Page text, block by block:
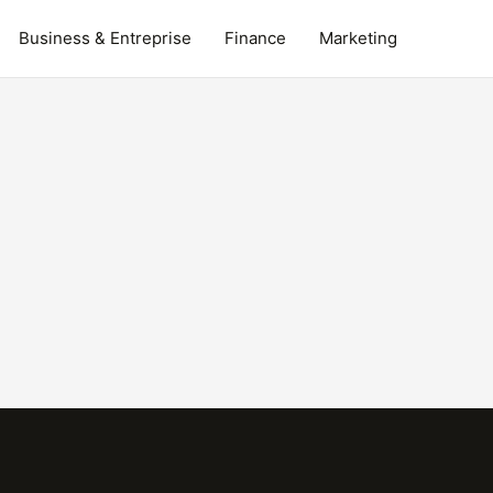
Business & Entreprise Finance Marketing